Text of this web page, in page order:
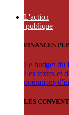
L'action
publique
FINANCES
Le budget du
Les textes et
opérations
LES